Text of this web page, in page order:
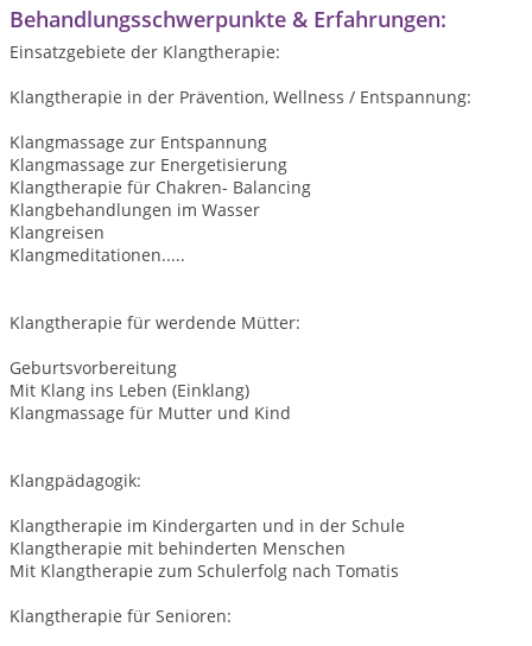
Behandlungsschwerpunkte & Erfahrungen:
Einsatzgebiete der Klangtherapie:
Klangtherapie in der Prävention, Wellness / Entspannung:
Klangmassage zur Entspannung
Klangmassage zur Energetisierung
Klangtherapie für Chakren- Balancing
Klangbehandlungen im Wasser
Klangreisen
Klangmeditationen.....
Klangtherapie für werdende Mütter:
Geburtsvorbereitung
Mit Klang ins Leben (Einklang)
Klangmassage für Mutter und Kind
Klangpädagogik:
Klangtherapie im Kindergarten und in der Schule
Klangtherapie mit behinderten Menschen
Mit Klangtherapie zum Schulerfolg nach Tomatis
Klangtherapie für Senioren: